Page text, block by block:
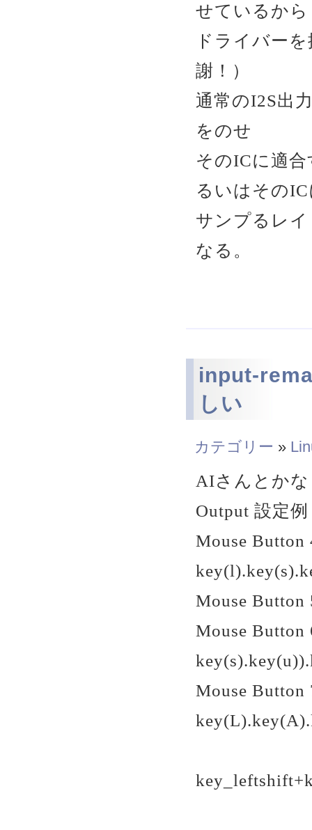
せているから
ドライバー
謝！）
通常のI2S出
をのせ
そのICに適
るいはその
サンプるレ
なる。
input-
しい
カテゴリー »
AIさんとか
Output 設定例
Mouse
Mouse
Mouse
Mouse